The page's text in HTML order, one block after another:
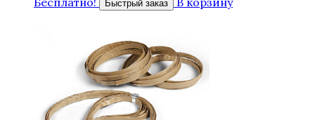
Быстрый заказ